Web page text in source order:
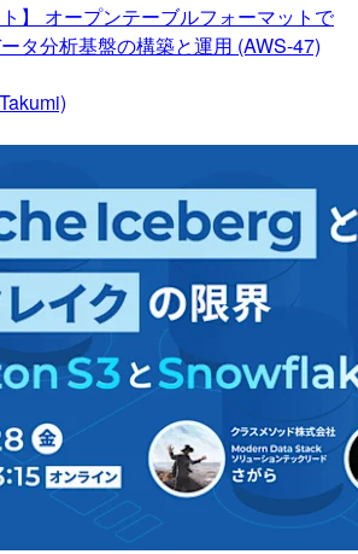
ト】 オープンテーブルフォーマットで
タ分析基盤の構築と運用 (AWS-47)